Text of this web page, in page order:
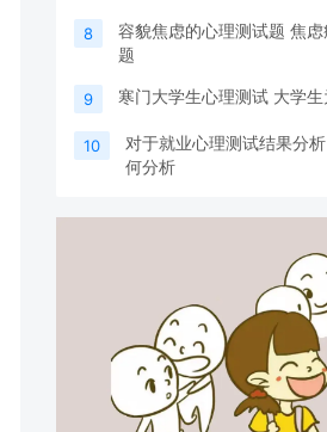
8
容貌焦虑的心理测试题 焦
题
9 寒门大学生心理测试 大学
10
对于就业心理测试结果分
何分析